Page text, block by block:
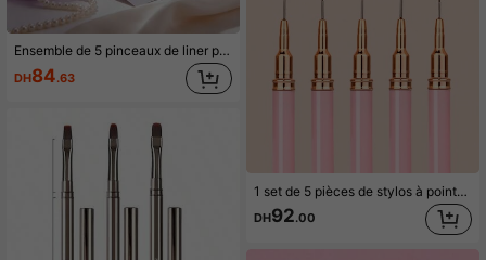
Ensemble de 5 pinceaux de liner pour nail art, stylos de rayage ultra-fins 7/9/11/15/25 mm, outils de dessin de précision pour ongles avec manche en métal violet pour lignes, fleurs, décoration de salon de manucure DIY
DH84.63
1 set de 5 pièces de stylos à pointer pour ongles en plastique avec ligne de traction, convient pour un usage professionnel et quotidien
DH92.00